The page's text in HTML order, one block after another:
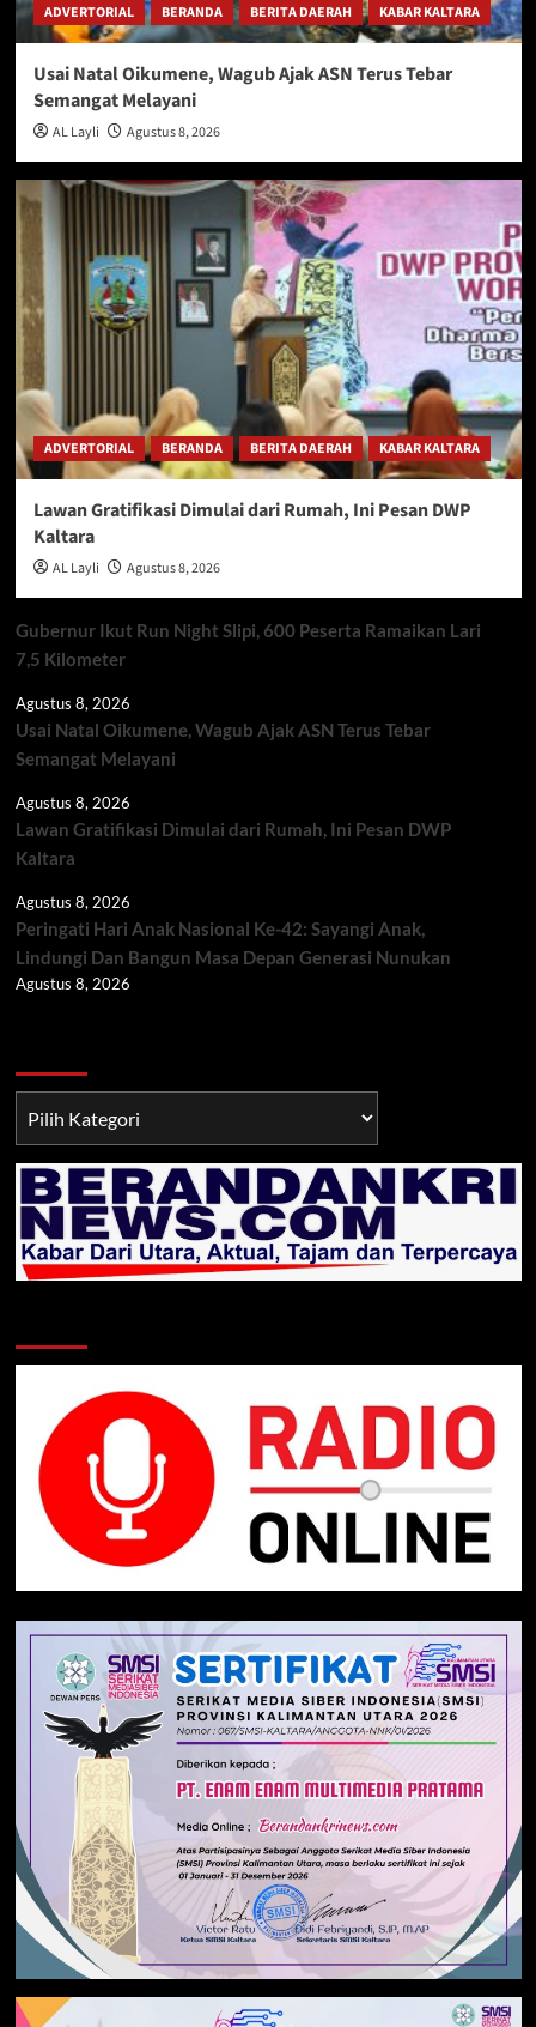
ADVERTORIAL BERANDA BERITA DAERAH KABAR KALTARA
Usai Natal Oikumene, Wagub Ajak ASN Terus Tebar
Semangat Melayani
AL Layli Agustus 8, 2026
ADVERTORIAL BERANDA BERITA DAERAH KABAR KALTARA
Lawan Gratifikasi Dimulai dari Rumah, Ini Pesan DWP
Kaltara
AL Layli Agustus 8, 2026
Gubernur Ikut Run Night Slipi, 600 Peserta Ramaikan Lari
7,5 Kilometer
Agustus 8, 2026
Usai Natal Oikumene, Wagub Ajak ASN Terus Tebar
Semangat Melayani
Agustus 8, 2026
Lawan Gratifikasi Dimulai dari Rumah, Ini Pesan DWP
Kaltara
Agustus 8, 2026
Peringati Hari Anak Nasional Ke-42: Sayangi Anak,
Lindungi Dan Bangun Masa Depan Generasi Nunukan
Agustus 8, 2026
TNI/POLRI